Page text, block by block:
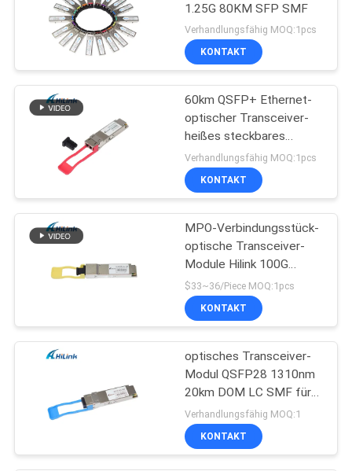
BITTE UM
EIN
ANGEBOT
SITEMAP
DATENSCHUTZRICHTLINIE
Modul CWDM Mux
Demux
77
dwdm mux demux
64
Modul des
Transceivers x2
1.25G 80KM SFP SMF
Verhandlungsfähig MOQ:1pcs
KONTAKT
60km QSFP+ Ethernet-
optischer Transceiver-
heißes steckbares
Duplex LC 40Gb/s
Verhandlungsfähig MOQ:1pcs
KONTAKT
MPO-Verbindungsstück-
optische Transceiver-
Module Hilink 100G
QSFP28 SR4 100M
FTTX
$33~36/Piece MOQ:1pcs
KONTAKT
optisches Transceiver-
Modul QSFP28 1310nm
20km DOM LC SMF für
Data Center
Verhandlungsfähig MOQ:1
KONTAKT